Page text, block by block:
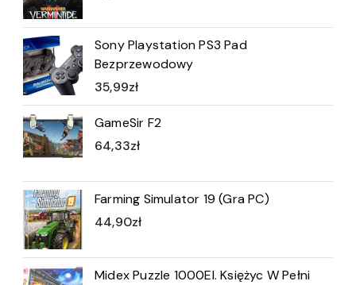
Sony Playstation PS3 Pad
Bezprzewodowy
35,99zł
GameSir F2
64,33zł
Farming Simulator 19 (Gra PC)
44,90zł
Midex Puzzle 1000El. Księżyc W Pełni